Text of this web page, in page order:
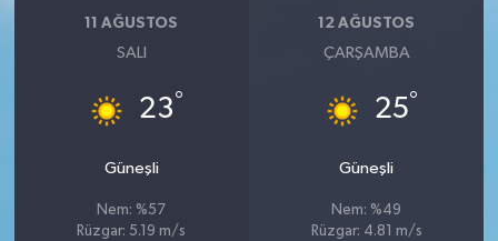
11 AĞUSTOS
SALI
23°
Güneşli
Nem: %57
Rüzgar: 5.19 m/s
12 AĞUSTOS
ÇARŞAMBA
25°
Güneşli
Nem: %49
Rüzgar: 4.81 m/s